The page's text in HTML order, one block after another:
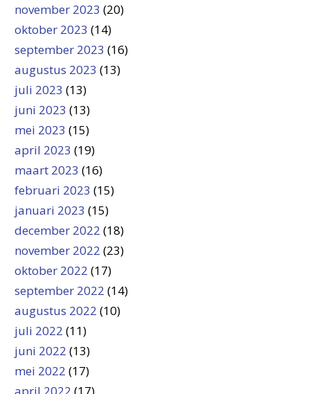
november 2023 (20)
oktober 2023 (14)
september 2023 (16)
augustus 2023 (13)
juli 2023 (13)
juni 2023 (13)
mei 2023 (15)
april 2023 (19)
maart 2023 (16)
februari 2023 (15)
januari 2023 (15)
december 2022 (18)
november 2022 (23)
oktober 2022 (17)
september 2022 (14)
augustus 2022 (10)
juli 2022 (11)
juni 2022 (13)
mei 2022 (17)